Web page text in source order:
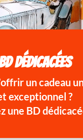
DÉDICACÉES
un cadeau
exceptionnel ?
une BD